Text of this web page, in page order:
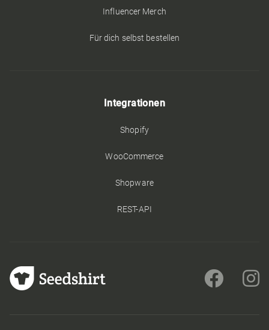
Influencer Merch
Für dich selbst bestellen
Integrationen
Shopify
WooCommerce
Shopware
REST-API
 